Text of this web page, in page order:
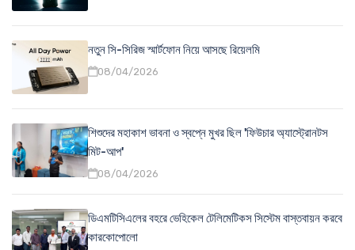
নতুন সি-সিরিজ স্মার্টফোন নিয়ে আসছে রিয়েলমি
08/04/2026
শিশুদের মহাকাশ ভাবনা ও স্বপ্নে মুখর ছিল 'ফিউচার অ্যাস্ট্রোনটস
মিট-আপ'
08/04/2026
ডিএমটিসিএলের বহরে ভেহিকেল টেলিমেটিকস সিস্টেম বাস্তবায়ন করবে
কারকোপোলো